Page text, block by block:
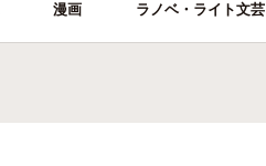
漫画 ラノベ・ライト文芸